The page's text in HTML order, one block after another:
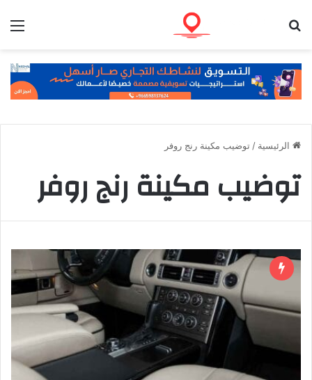
الرئيسية / توضيب مكينة رنج روفر
توضيب مكينة رنج روفر